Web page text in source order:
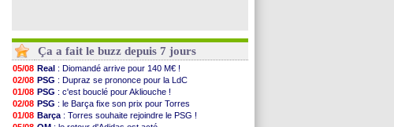
Ça a fait le buzz depuis 7 jours
05/08 Real : Diomandé arrive pour 140 M€ !
02/08 PSG : Dupraz se prononce pour la LdC
01/08 PSG : c'est bouclé pour Akliouche !
02/08 PSG : le Barça fixe son prix pour Torres
01/08 Barça : Torres souhaite rejoindre le PSG !